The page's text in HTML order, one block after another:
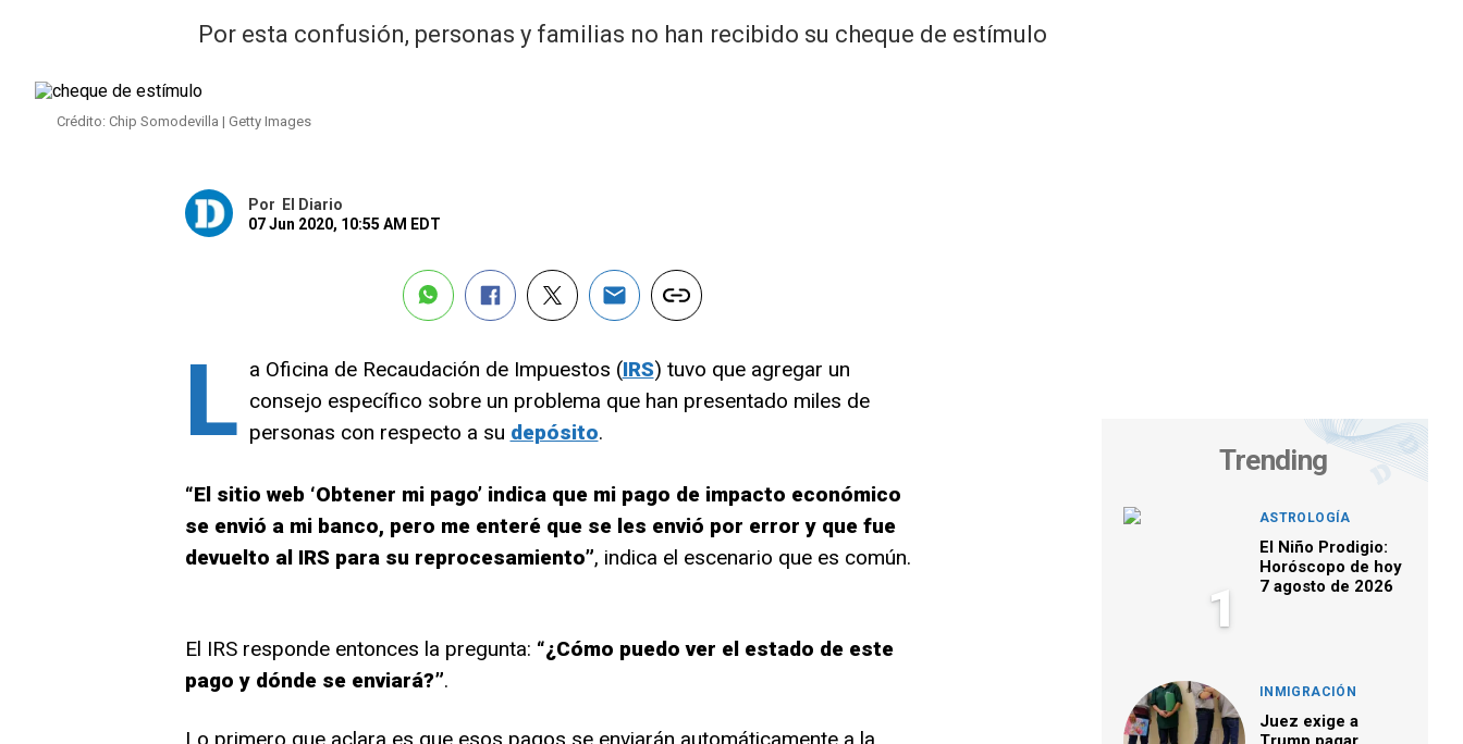
Por esta confusión, personas y familias no han recibido su cheque de estímulo
Crédito: Chip Somodevilla | Getty Images
Por
El Diario
07 Jun 2020, 10:55 AM EDT
L a Oficina de Recaudación de Impuestos (IRS) tuvo que agregar un
consejo específico sobre un problema que han presentado miles de
personas con respecto a su depósito.
“El sitio web ‘Obtener mi pago’ indica que mi pago de impacto económico
se envió a mi banco, pero me enteré que se les envió por error y que fue
devuelto al IRS para su reprocesamiento”, indica el escenario que es común.
El IRS responde entonces la pregunta: “¿Cómo puedo ver el estado de este
pago y dónde se enviará?”.
Trending
1
ASTROLOGÍA
El Niño Prodigio:
Horóscopo de hoy
7 agosto de 2026
INMIGRACIÓN
Juez exige a